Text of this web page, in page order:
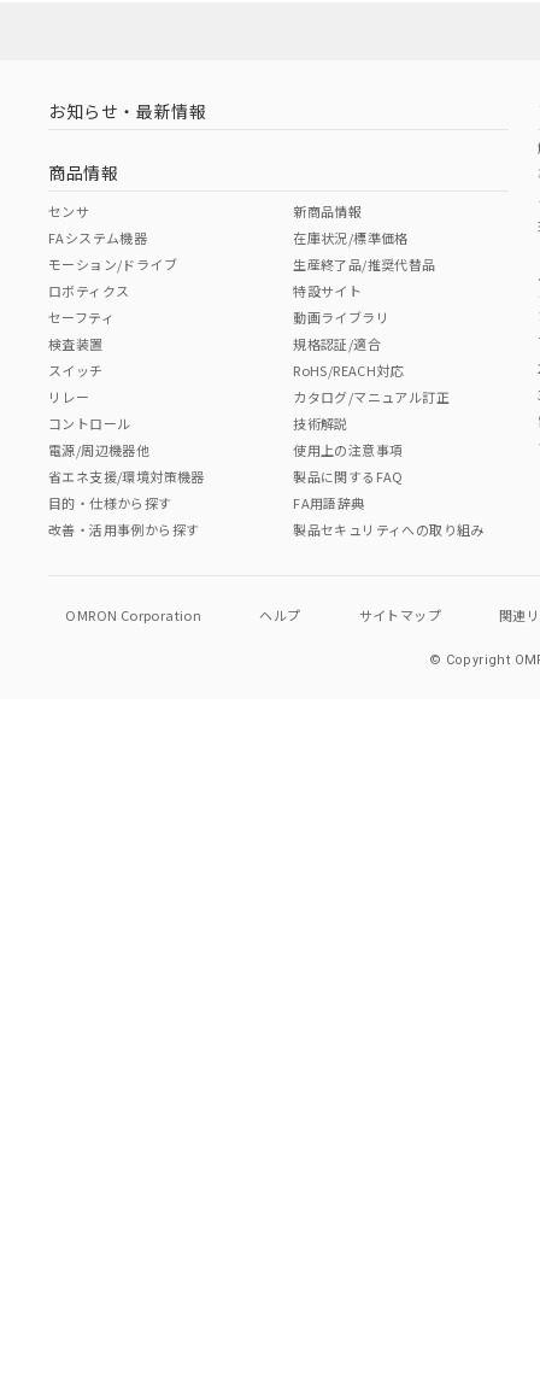
お知らせ・最新情報
商品情報
センサ
FAシステム機器
モーション/ドライブ
ロボティクス
セーフティ
検査装置
スイッチ
リレー
コントロール
電源/周辺機器他
省エネ支援/環境対策機器
目的・仕様から探す
改善・活用事例から探す
新商品情報
在庫状況/標準価格
生産終了品/推奨代替品
特設サイト
動画ライブラリ
規格認証/適合
RoHS/REACH対応
カタログ/マニュアル訂正
技術解説
使用上の注意事項
製品に関するFAQ
FA用語辞典
製品セキュリティへの取り組み
OMRON Corporation ヘルプ サイトマップ 関連
© Copyright